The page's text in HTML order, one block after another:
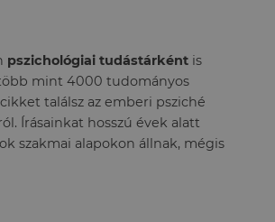
pszichológiai tudástárként is
mint 4000 tudományos
találsz az emberi psziché
Írásainkat hosszú évek alatt
szakmai alapokon állnak, mégis